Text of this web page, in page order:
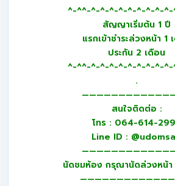
^-^^-^-^-^-^-^-^-^-^-
สัญญาเริ่มต้น 1 ปี
แรกเข้าชำระล่วงหน้า 1
ประกัน 2 เดือน
^-^^-^-^-^-^-^-^-^-^-
.
สนใจติดต่อ :
โทร : 064-614-
Line ID :
นัดชมห้อง กรุณานัดล่วงหน้า